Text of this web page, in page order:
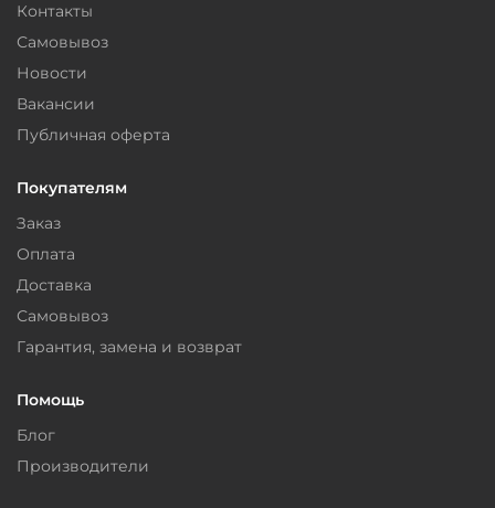
Контакты
Самовывоз
Новости
Вакансии
Публичная оферта
Покупателям
Заказ
Оплата
Доставка
Самовывоз
Гарантия, замена и возврат
Помощь
Блог
Производители